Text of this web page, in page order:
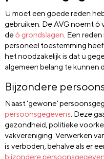
U moet een goede reden
gebruiken. De AVG noemt 6
de 6 grondslagen . Een
personeel toestemming
het noodzakelijk is dat u
algemeen belang te kunnen
Bijzondere
Naast 'gewone'
persoonsgegevens. Deze
gezondheid, politieke
vakvereniging. Verwerken
is verboden, behalve als er
bijzondere